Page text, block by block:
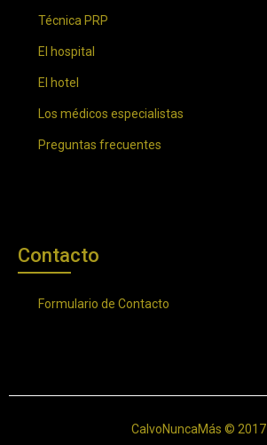
Técnica PRP
El hospital
El hotel
Los médicos especialistas
Preguntas frecuentes
Contacto
Formulario de Contacto
CalvoNuncaMás © 2017